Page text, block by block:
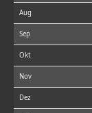
Aug
Sep
Okt
Nov
Dez